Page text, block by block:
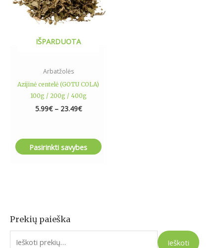
Prekių paieška
I
e
Ieškoti
IŠPARDUOTA
Arbatžolės
Azijinė centelė (GOTU COLA)
100g / 200g / 400g
5.99€ – 23.49€
Pasirinkti savybes
options
may
chosen
page